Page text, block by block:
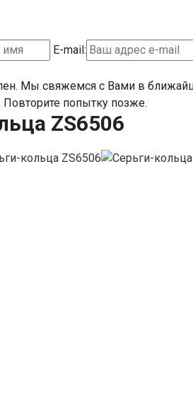
E-mail:
Мы свяжемся с Вами в
попытку позже.
ZS6506